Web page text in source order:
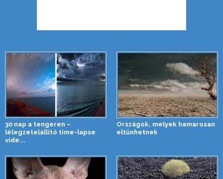
30 nap a tengeren –
lélegzetelállító time-lapse
vide...
Országok, melyek hamarosan
eltűnhetnek